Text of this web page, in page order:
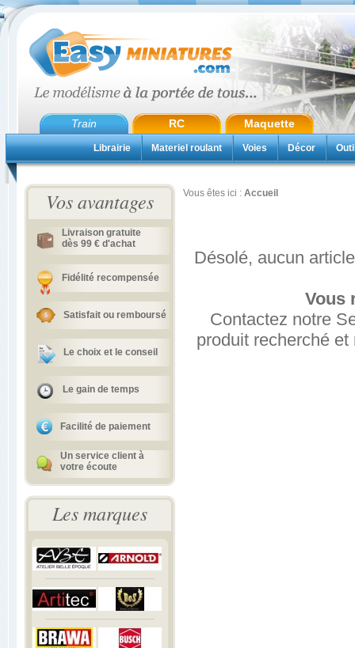
Train RC Maquette
Librairie Materiel roulant Voies Décor
Vos avantages
Livraison gratuite
dès 99 € d'achat
Fidélité recompensée
Satisfait ou remboursé
Le choix et le conseil
Le gain de temps
Facilité de paiement
Un service client à
votre écoute
Les marques
Vous êtes ici : Accueil
Désolé, aucun
Vous
Contactez notre
produit recherché